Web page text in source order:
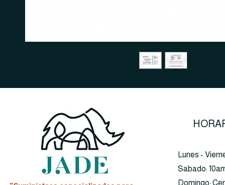
Lunes -
​​Sabado:
​Domingo: